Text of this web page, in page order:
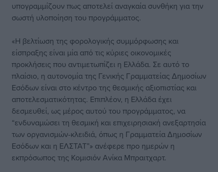
υπογραμμίζουν πως αποτελεί αναγκαία συνθήκη για την
σωστή υλοποίηση του προγράμματος.
«Η βελτίωση της φορολογικής συμμόρφωσης και
είσπραξης είναι μία από τις κύριες οικονομικές
προκλήσεις που αντιμετωπίζει η Ελλάδα. Σε αυτό το
πλαίσιο, η αυτονομία της Γενικής Γραμματείας Δημοσίων
Εσόδων είναι στο κέντρο της θεσμικής αξιοπιστίας και
αποτελεσματικότητας. Επιπλέον, η Ελλάδα έχει
δεσμευθεί, ως μέρος αυτού του προγράμματος, να
“ενδυναμώσει τη θεσμική και επιχειρησιακή ανεξαρτησία
των οργανισμών-κλειδιά, όπως η Γραμματεία Δημοσίων
Εσόδων και η ΕΛΣΤΑΤ”» ανέφερε προ ημερών η
εκπρόσωπος της Κομισιόν Ανίκα Μπραιτχαρτ.